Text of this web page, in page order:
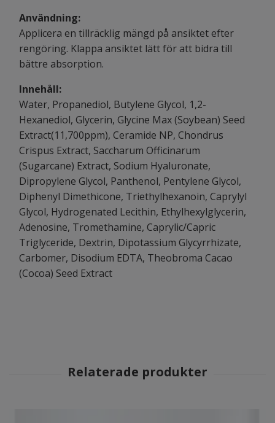
Användning:
Applicera en tillräcklig mängd på ansiktet efter
rengöring. Klappa ansiktet lätt för att bidra till
bättre absorption.
Innehåll:
Water, Propanediol, Butylene Glycol, 1,2-
Hexanediol, Glycerin, Glycine Max (Soybean) Seed
Extract(11,700ppm), Ceramide NP, Chondrus
Crispus Extract, Saccharum Officinarum
(Sugarcane) Extract, Sodium Hyaluronate,
Dipropylene Glycol, Panthenol, Pentylene Glycol,
Diphenyl Dimethicone, Triethylhexanoin, Caprylyl
Glycol, Hydrogenated Lecithin, Ethylhexylglycerin,
Adenosine, Tromethamine, Caprylic/Capric
Triglyceride, Dextrin, Dipotassium Glycyrrhizate,
Carbomer, Disodium EDTA, Theobroma Cacao
(Cocoa) Seed Extract